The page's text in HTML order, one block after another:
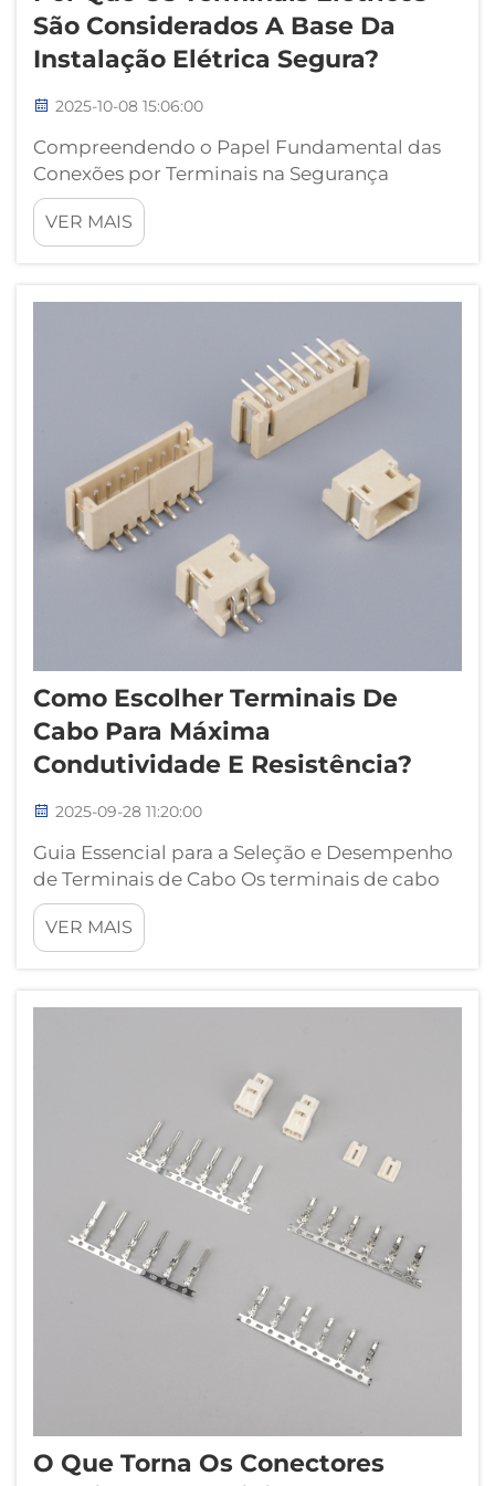
São Considerados A Base Da
Instalação Elétrica Segura?
2025-10-08 15:06:00
Compreendendo o Papel Fundamental das
Conexões por Terminais na Segurança
Elétrica. No âmbito dos sistemas elétricos, os
terminais elétricos atuam como a pedra
angular de conexões seguras e confiáveis.
de contato seguros...
VER MAIS
Como Escolher Terminais De
Cabo Para Máxima
Condutividade E Resistência?
2025-09-28 11:20:00
Guia Essencial para a Seleção e Desempenho
de Terminais de Cabo Os terminais de cabo
servem como pontos de conexão críticos em
sistemas elétricos, desempenhando um
papel vital na garantia de transmissão de
seleção do terminal de cabo adequado...
VER MAIS
O Que Torna Os Conectores